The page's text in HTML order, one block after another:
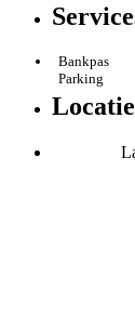
Bankpas
Parking
Locatie